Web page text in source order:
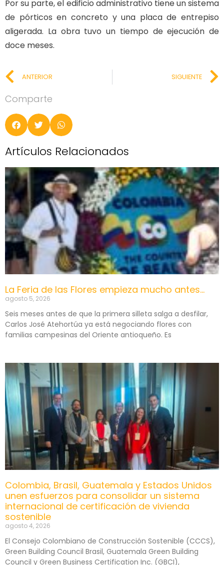
Por su parte, el edificio administrativo tiene un sistema
de pórticos en concreto y una placa de entrepiso
aligerada. La obra tuvo un tiempo de ejecución de
doce meses.
ANTERIOR SIGUIENTE
Comparte
Artículos Relacionados
La Feria de las Flores empieza mucho antes…
agosto 5, 2026
Seis meses antes de que la primera silleta salga a desfilar,
Carlos José Atehortúa ya está negociando flores con
familias campesinas del Oriente antioqueño. Es
Colombia, Brasil, Guatemala y Estados Unidos
unen esfuerzos para consolidar un sistema
internacional de certificación de vivienda
sostenible
agosto 4, 2026
El Consejo Colombiano de Construcción Sostenible (CCCS),
Green Building Council Brasil, Guatemala Green Building
Council y Green Business Certification Inc. (GBCI),